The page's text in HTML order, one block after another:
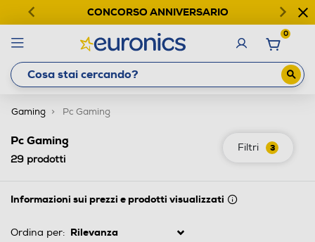
CONCORSO ANNIVERSARIO
0
Gaming Pc Gaming
Filtri 3
Pc Gaming
29 prodotti
Informazioni sui prezzi e prodotti visualizzati
Ordina per: